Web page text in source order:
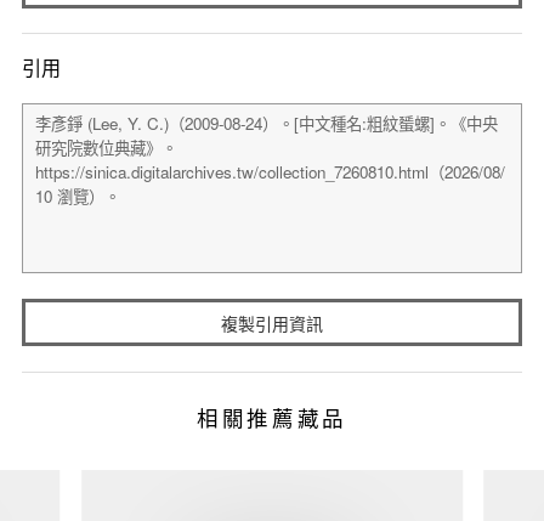
引用
複製引用資訊
相關推薦藏品